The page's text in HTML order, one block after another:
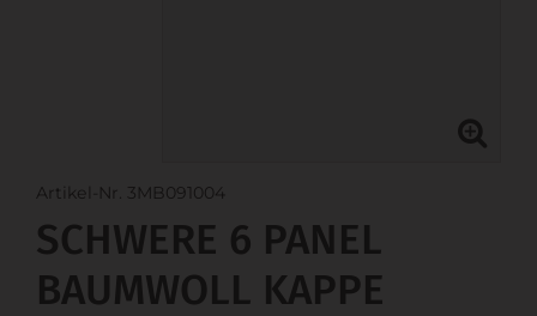
Artikel-Nr. 3MB091004
SCHWERE 6 PANEL
BAUMWOLL KAPPE